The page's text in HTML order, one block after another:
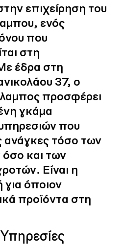
επιχείρηση του
ενός
που
στη
έδρα στη
37, ο
προσφέρει
γκάμα
που
ανάγκες τόσο των
και των
Είναι η
για όποιον
προϊόντα στη